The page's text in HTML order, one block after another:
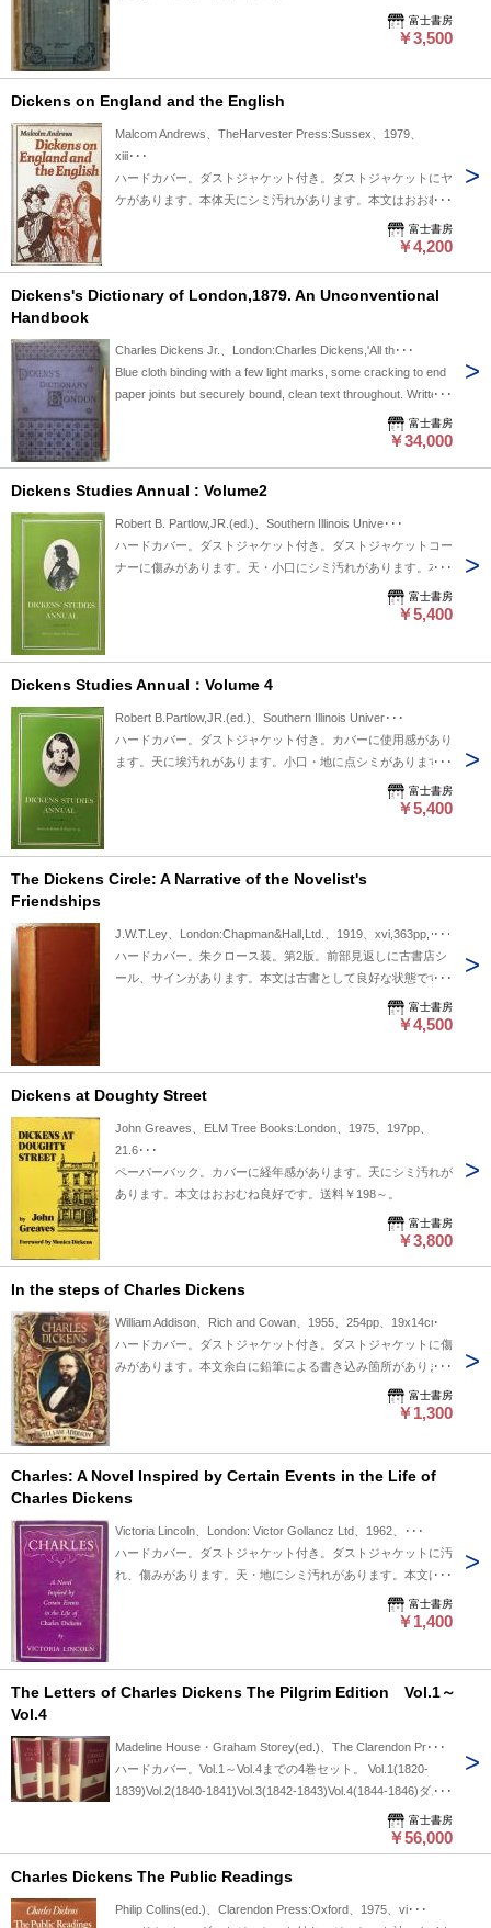
富士書房
￥3,500
Dickens on England and the English
Malcom Andrews、TheHarvester Press:Sussex、1979、
xiii･･･
ハードカバー。ダストジャケット付き。ダストジャケットにヤ
ケがあります。本体天にシミ汚れがあります。本文はおおむね
富士書房
￥4,200
Dickens's Dictionary of London,1879. An Unconventional
Handbook
Charles Dickens Jr.、London:Charles Dickens,'All th･･･
Blue cloth binding with a few light marks, some cracking to end
paper joints but securely bound, clean text throughout. Written
and published by Charles Dickens's eldest son,updated
editions were issued every year up to 1897. A nice example of
富士書房
￥34,000
Dickens Studies Annual : Volume2
Robert B. Partlow,JR.(ed.)、Southern Illinois Unive･･･
ハードカバー。ダストジャケット付き。ダストジャケットコー
ナーに傷みがあります。天・小口にシミ汚れがあります。本文
富士書房
￥5,400
Dickens Studies Annual：Volume 4
Robert B.Partlow,JR.(ed.)、Southern Illinois Univer･･･
ハードカバー。ダストジャケット付き。カバーに使用感があり
ます。天に埃汚れがあります。小口・地に点シミがあります。
富士書房
￥5,400
The Dickens Circle: A Narrative of the Novelist's
Friendships
J.W.T.Ley、London:Chapman&Hall,Ltd.、1919、xvi,363pp,･･･
ハードカバー。朱クロース装。第2版。前部見返しに古書店シ
ール、サインがあります。本文は古書として良好な状態です。
富士書房
￥4,500
Dickens at Doughty Street
John Greaves、ELM Tree Books:London、1975、197pp、
21.6･･･
ペーパーバック。カバーに経年感があります。天にシミ汚れが
あります。本文はおおむね良好です。送料￥198～。
富士書房
￥3,800
In the steps of Charles Dickens
William Addison、Rich and Cowan、1955、254pp、19x14cm
ハードカバー。ダストジャケット付き。ダストジャケットに傷
みがあります。本文余白に鉛筆による書き込み箇所があります
富士書房
￥1,300
Charles: A Novel Inspired by Certain Events in the Life of
Charles Dickens
Victoria Lincoln、London: Victor Gollancz Ltd、1962、･･･
ハードカバー。ダストジャケット付き。ダストジャケットに汚
れ、傷みがあります。天・地にシミ汚れがあります。本文は良
富士書房
￥1,400
The Letters of Charles Dickens The Pilgrim Edition Vol.1～
Vol.4
Madeline House・Graham Storey(ed.)、The Clarendon Pr･･･
ハードカバー。Vol.1～Vol.4までの4巻セット。 Vol.1(1820-
1839)Vol.2(1840-1841)Vol.3(1842-1843)Vol.4(1844-1846)ダス
トジャケット付き。Vol.3ダストジャケット背に破れがありま
す。Vol.3とVol.4ダストジャケット袖にテープ痕があります。
Vol.3の前部見返し力紙に割れがあります。紙が割れているだ
けなので使用には問題ないと思います。Vol.3とVol.4の天にシ
富士書房
￥56,000
Charles Dickens The Public Readings
Philip Collins(ed.)、Clarendon Press:Oxford、1975、vi･･･